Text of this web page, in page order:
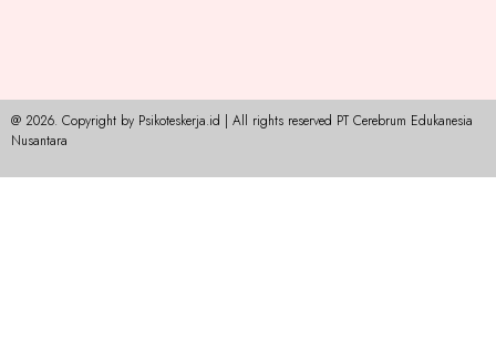
@ 2026. Copyright by Psikoteskerja.id | All rights reserved PT Cerebrum Edukanesia
Nusantara​